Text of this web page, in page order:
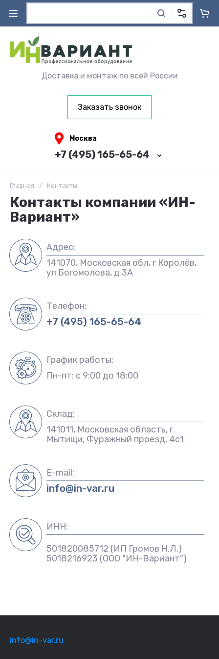
Доставка и монтаж по всей России
Заказать звонок
Москва
+7 (495) 165-65-64
Главная / Контакты
Контакты компании «ИН-
Вариант»
Адрес:
141070, Московская обл, г Королёв,
ул Богомолова, д 3А
Телефон:
+7 (495) 165-65-64
График работы:
Пн-пт: с 9:00 до 18:00
Склад:
141011, Московская область, г.
Мытищи, Фуражный проезд, 4с1
E-mail:
info@in-var.ru
ИНН:
501820085712 (ИП Громов Н.Л.)
5018216923 (ООО "ИН-Вариант")
info@in-var.ru